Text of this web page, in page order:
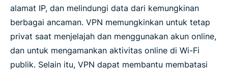
alamat IP, dan melindungi data dari kemungkinan
berbagai ancaman. VPN memungkinkan untuk tetap
privat saat menjelajah dan menggunakan akun online,
dan untuk mengamankan aktivitas online di Wi-Fi
publik. Selain itu, VPN dapat membantu membatasi